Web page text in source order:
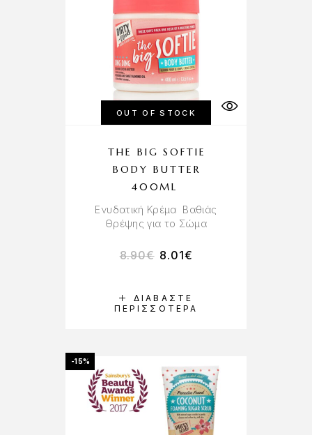
OUT OF STOCK
ΔΙΑΒΆΣΤΕ
ΠΕΡΙΣΣΌΤΕΡΑ
THE BIG SOFTIE
BODY BUTTER
400ML
Ενυδατική Κρέμα Βαθιάς
Θρέψης για το Σώμα
8.90€ 8.01€
-15%